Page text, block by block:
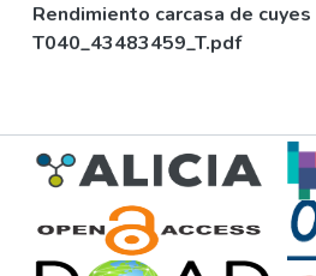
Rendimiento carcasa de cuyes
T040_43483459_T.pdf